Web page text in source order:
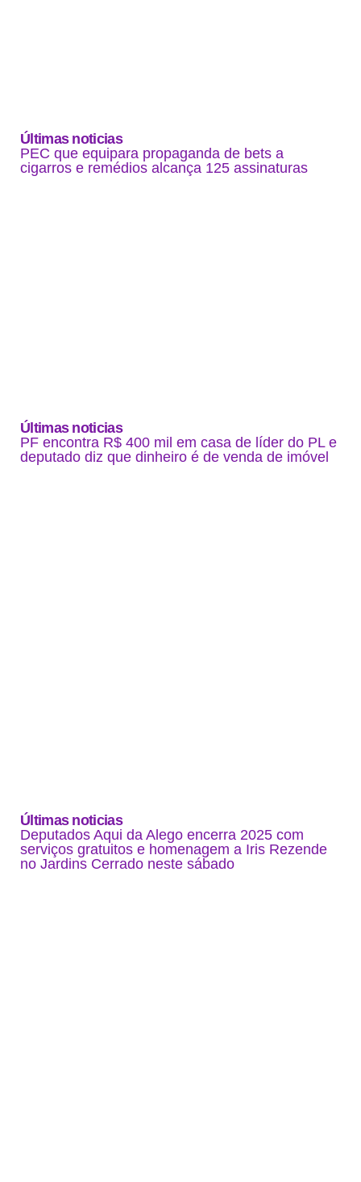
Últimas noticias
PEC que equipara propaganda de bets a
cigarros e remédios alcança 125 assinaturas
Últimas noticias
PF encontra R$ 400 mil em casa de líder do PL e
deputado diz que dinheiro é de venda de imóvel
Últimas noticias
Deputados Aqui da Alego encerra 2025 com
serviços gratuitos e homenagem a Iris Rezende
no Jardins Cerrado neste sábado